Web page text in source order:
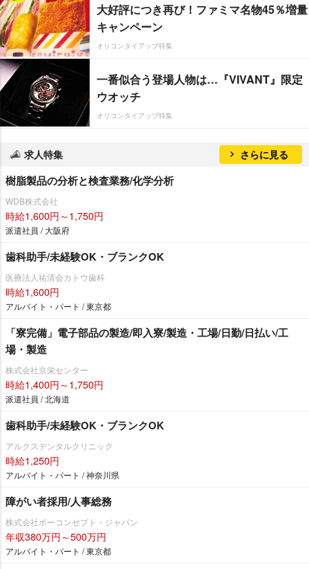
大好評につき再び！ファミマ名物45％増量
キャンペーン
オリコンタイアップ特集
一番似合う登場人物は…『VIVANT』限定
ウオッチ
オリコンタイアップ特集
求人特集 さらに見る
樹脂製品の分析と検査業務/化学分析
WDB株式会社
時給1,600円～1,750円
派遣社員 / 大阪府
歯科助手/未経験OK・ブランクOK
医療法人祐清会カトウ歯科
時給1,600円
アルバイト・パート / 東京都
「寮完備」電子部品の製造/即入寮/製造・工場/日勤/日払い/工
場・製造
株式会社京栄センター
時給1,400円～1,750円
派遣社員 / 北海道
歯科助手/未経験OK・ブランクOK
アルクスデンタルクリニック
時給1,250円
アルバイト・パート / 神奈川県
障がい者採用/人事総務
株式会社ボーコンセプト・ジャパン
年収380万円～500万円
アルバイト・パート / 東京都